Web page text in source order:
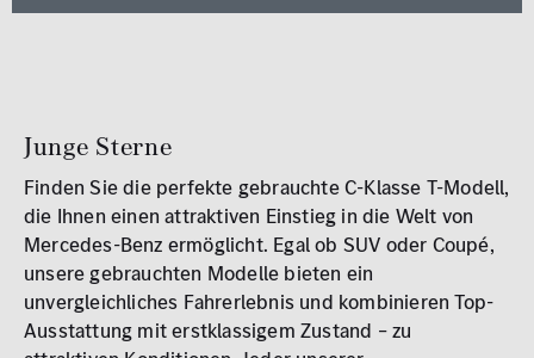
Erstzulassung
2008
Junge Sterne
Finden Sie die perfekte gebrauchte C-Klasse T-Modell,
die Ihnen einen attraktiven Einstieg in die Welt von
Mercedes-Benz ermöglicht. Egal ob SUV oder Coupé,
unsere gebrauchten Modelle bieten ein
unvergleichliches Fahrerlebnis und kombinieren Top-
Ausstattung mit erstklassigem Zustand – zu